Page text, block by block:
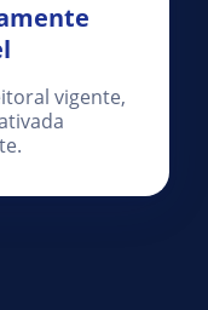
vigente,